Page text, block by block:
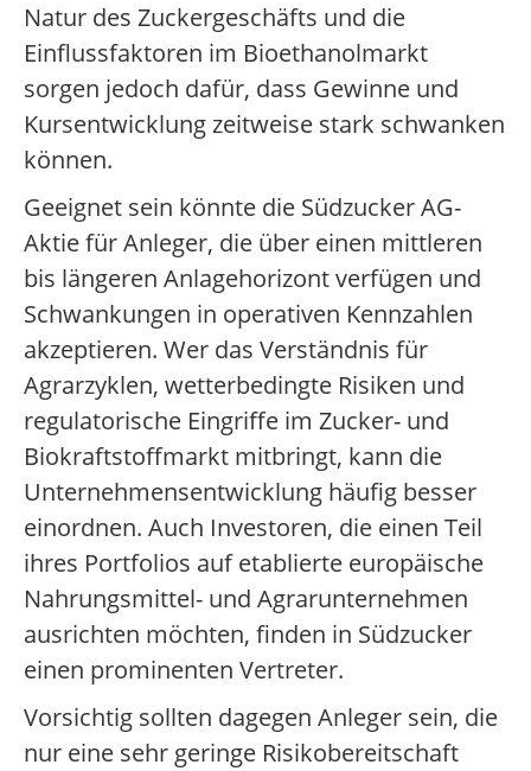
Natur des Zuckergeschäfts und die
Einflussfaktoren im Bioethanolmarkt
sorgen jedoch dafür, dass Gewinne und
Kursentwicklung zeitweise stark schwanken
können.
Geeignet sein könnte die Südzucker AG-
Aktie für Anleger, die über einen mittleren
bis längeren Anlagehorizont verfügen und
Schwankungen in operativen Kennzahlen
akzeptieren. Wer das Verständnis für
Agrarzyklen, wetterbedingte Risiken und
regulatorische Eingriffe im Zucker- und
Biokraftstoffmarkt mitbringt, kann die
Unternehmensentwicklung häufig besser
einordnen. Auch Investoren, die einen Teil
ihres Portfolios auf etablierte europäische
Nahrungsmittel- und Agrarunternehmen
ausrichten möchten, finden in Südzucker
einen prominenten Vertreter.
Vorsichtig sollten dagegen Anleger sein, die
nur eine sehr geringe Risikobereitschaft